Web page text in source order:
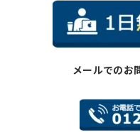
メールでのお